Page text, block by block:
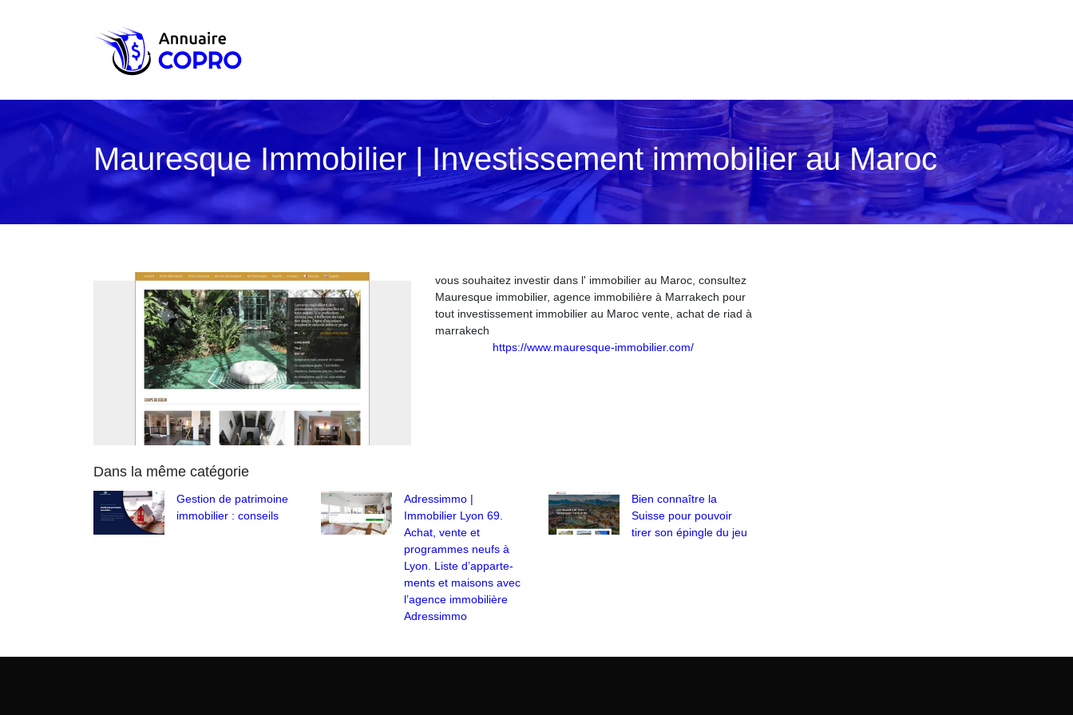
Mauresque Immobilier | In­vestis­se­ment immobilier au Maroc
vous souhaitez investir dans l' immobilier au Maroc, consultez
Mauresque immobilier, agence immobilière à Marrakech pour
tout investissement immobilier au Maroc vente, achat de riad à
marrakech
https://www.mauresque-immobilier.com/
Dans la même catégorie
Gestion de patrimoine
immobilier : conseils
Adressimmo |
Immobilier Lyon 69.
Achat, vente et
programmes neufs à
Lyon. Liste d’ap­par­te­
ments et maisons avec
l’agence immobilière
Adressimmo
Bien connaître la
Suisse pour pouvoir
tirer son épingle du jeu